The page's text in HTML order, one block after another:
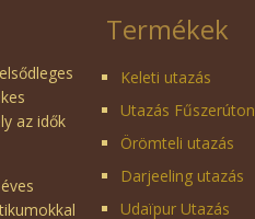
az idők
Termékek
Keleti utazás
Utazás Fűszerúton
Örömteli utazás
Darjeeling utazás
Udaïpur Utazás